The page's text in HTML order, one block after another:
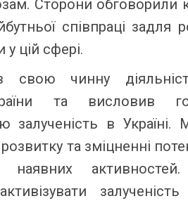
Сторони обговорили
співпраці задля
у цій сфері.
свою чинну
та висловив
залученість в Україні.
та зміцненні
активностей.